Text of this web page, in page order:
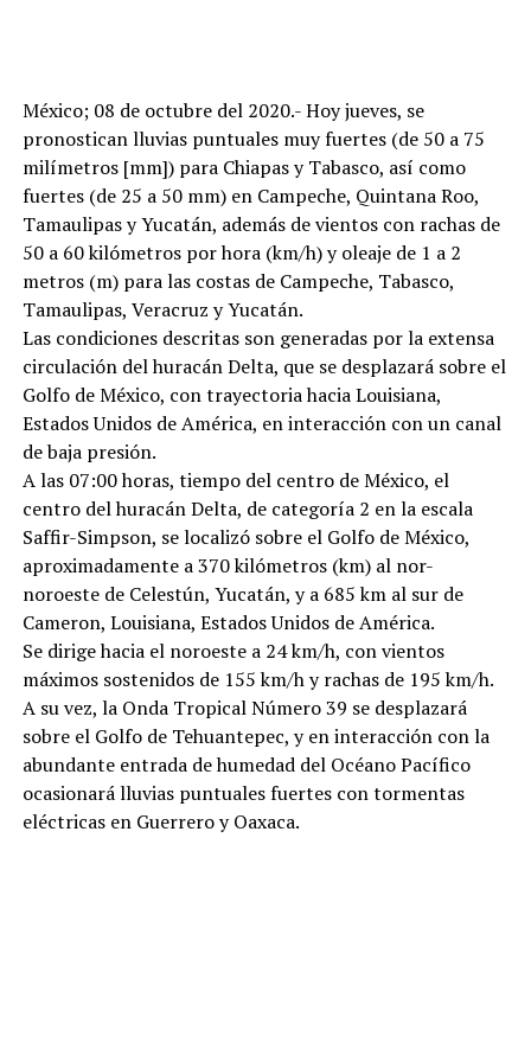
México; 08 de octubre del 2020.- Hoy jueves, se
pronostican lluvias puntuales muy fuertes (de 50 a 75
milímetros [mm]) para Chiapas y Tabasco, así como
fuertes (de 25 a 50 mm) en Campeche, Quintana Roo,
Tamaulipas y Yucatán, además de vientos con rachas de
50 a 60 kilómetros por hora (km/h) y oleaje de 1 a 2
metros (m) para las costas de Campeche, Tabasco,
Tamaulipas, Veracruz y Yucatán.
Las condiciones descritas son generadas por la extensa
circulación del huracán Delta, que se desplazará sobre el
Golfo de México, con trayectoria hacia Louisiana,
Estados Unidos de América, en interacción con un canal
de baja presión.
A las 07:00 horas, tiempo del centro de México, el
centro del huracán Delta, de categoría 2 en la escala
Saffir-Simpson, se localizó sobre el Golfo de México,
aproximadamente a 370 kilómetros (km) al nor-
noroeste de Celestún, Yucatán, y a 685 km al sur de
Cameron, Louisiana, Estados Unidos de América.
Se dirige hacia el noroeste a 24 km/h, con vientos
máximos sostenidos de 155 km/h y rachas de 195 km/h.
A su vez, la Onda Tropical Número 39 se desplazará
sobre el Golfo de Tehuantepec, y en interacción con la
abundante entrada de humedad del Océano Pacífico
ocasionará lluvias puntuales fuertes con tormentas
eléctricas en Guerrero y Oaxaca.